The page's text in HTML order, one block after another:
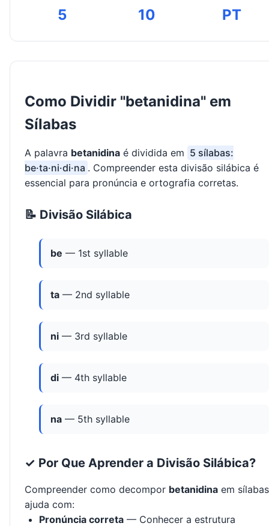
5 10 PT
Como Dividir "betanidina" em
Sílabas
A palavra betanidina é dividida em 5 sílabas:
be·ta·ni·di·na . Compreender esta divisão silábica é
essencial para pronúncia e ortografia corretas.
📝 Divisão Silábica
be — 1st syllable
ta — 2nd syllable
ni — 3rd syllable
di — 4th syllable
na — 5th syllable
✓ Por Que Aprender a Divisão Silábica?
Compreender como decompor betanidina em sílabas
ajuda com:
Pronúncia correta — Conhecer a estrutura